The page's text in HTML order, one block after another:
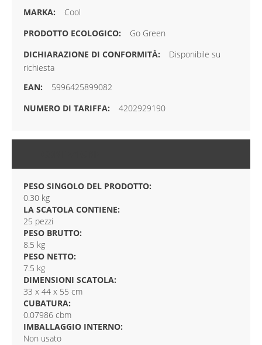
Cool
Go Green
Disponibile su
richiesta
5996425899082
4202929190
PESO SINGOLO DEL PRODOTTO:
0.30 kg
LA SCATOLA CONTIENE:
25 pezzi
PESO BRUTTO:
8.5 kg
PESO NETTO:
7.5 kg
DIMENSIONI SCATOLA:
33 x 44 x 55 cm
CUBATURA:
0.07986 cbm
IMBALLAGGIO INTERNO:
Non usato